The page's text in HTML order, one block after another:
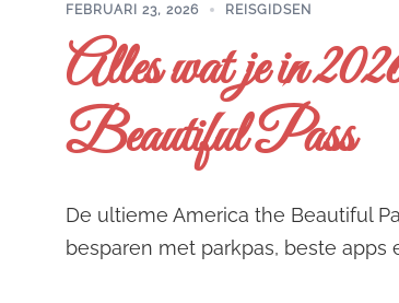
FEBRUARI 23, 2026 REISGIDSEN
Alles wat je in
Beautiful Pass
De ultieme America the Beautiful
besparen met parkpas, beste apps